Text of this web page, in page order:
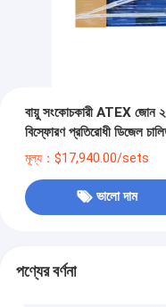
বায়ু সংকোচকারী ATEX জোন ২
বিস্ফোরণ প্রতিরোধী ডিজেল
মূল্য：$17,940.00/sets
ভালো দাম
পণ্যের বর্ণনা